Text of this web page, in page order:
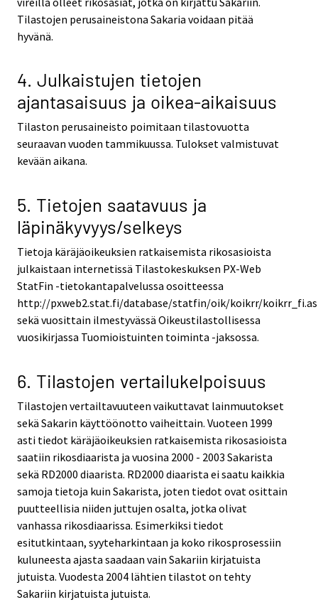
Tilastojen perusaineistona Sakaria voidaan pitää
hyvänä.
4. Julkaistujen tietojen
ajantasaisuus ja oikea-aikaisuus
Tilaston perusaineisto poimitaan tilastovuotta
seuraavan vuoden tammikuussa. Tulokset valmistuvat
kevään aikana.
5. Tietojen saatavuus ja
läpinäkyvyys/selkeys
Tietoja käräjäoikeuksien ratkaisemista rikosasioista
julkaistaan internetissä Tilastokeskuksen PX-Web
StatFin -tietokantapalvelussa osoitteessa
http://pxweb2.stat.fi/database/statfin/oik/koikrr/
sekä vuosittain ilmestyvässä Oikeustilastollisessa
vuosikirjassa Tuomioistuinten toiminta -jaksossa.
6. Tilastojen vertailukelpoisuus
Tilastojen vertailtavuuteen vaikuttavat lainmuutokset
sekä Sakarin käyttöönotto vaiheittain. Vuoteen 1999
asti tiedot käräjäoikeuksien ratkaisemista rikosasioista
saatiin rikosdiaarista ja vuosina 2000 - 2003 Sakarista
sekä RD2000 diaarista. RD2000 diaarista ei saatu kaikkia
samoja tietoja kuin Sakarista, joten tiedot ovat osittain
puutteellisia niiden juttujen osalta, jotka olivat
vanhassa rikosdiaarissa. Esimerkiksi tiedot
esitutkintaan, syyteharkintaan ja koko rikosprosessiin
kuluneesta ajasta saadaan vain Sakariin kirjatuista
jutuista. Vuodesta 2004 lähtien tilastot on tehty
Sakariin kirjatuista jutuista.